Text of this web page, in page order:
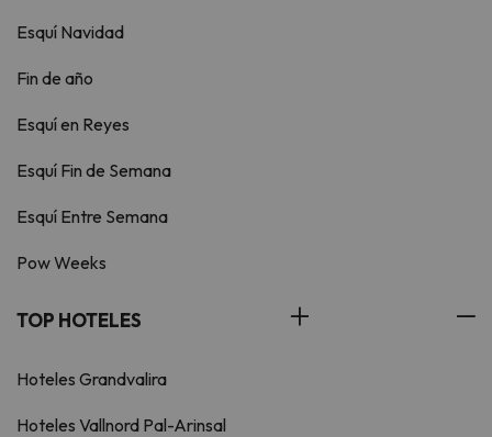
Esquí Navidad
Fin de año
Esquí en Reyes
Esquí Fin de Semana
Esquí Entre Semana
Pow Weeks
TOP HOTELES
Hoteles Grandvalira
Hoteles Vallnord Pal-Arinsal